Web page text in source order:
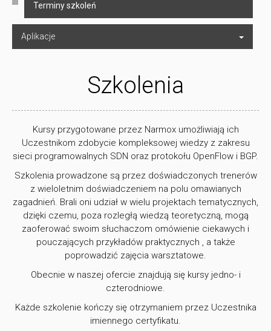
Terminy szkoleń
Aplikacje
Szkolenia
Kursy przygotowane przez Narmox umożliwiają ich
Uczestnikom zdobycie kompleksowej wiedzy z zakresu
sieci programowalnych SDN oraz protokołu OpenFlow i BGP.
Szkolenia prowadzone są przez doświadczonych trenerów
z wieloletnim doświadczeniem na polu omawianych
zagadnień. Brali oni udział w wielu projektach tematycznych,
dzięki czemu, poza rozległą wiedzą teoretyczną, mogą
zaoferować swoim słuchaczom omówienie ciekawych i
pouczających przykładów praktycznych , a także
poprowadzić zajęcia warsztatowe.
Obecnie w naszej ofercie znajdują się kursy jedno- i
czterodniowe.
Każde szkolenie kończy się otrzymaniem przez Uczestnika
imiennego certyfikatu.